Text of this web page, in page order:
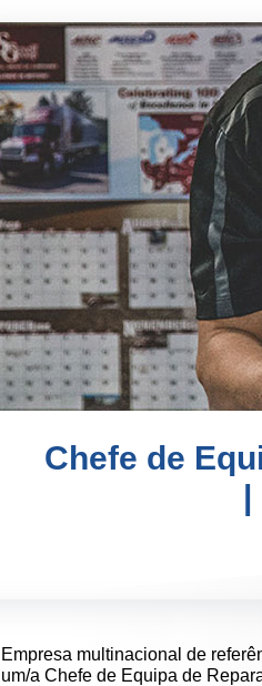
Chefe de
|
Empresa multinacional de
um/a Chefe de Equipa de